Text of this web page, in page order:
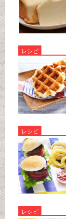
レシピ
レシピ
レシピ